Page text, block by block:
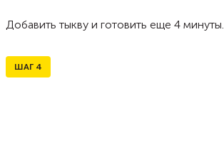
Добавить тыкву и готовить еще 4 минуты.
ШАГ 4